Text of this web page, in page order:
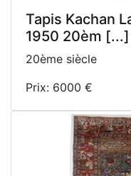
Tapis Kachan
1950 20èm [...]
20ème siècle
Prix: 6000 €